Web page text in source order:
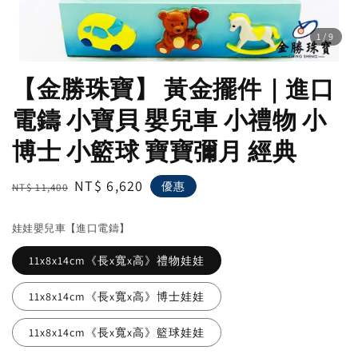
1 /9
【金勝珠寶】 黃金擺件｜進口
電鑄 小寶貝 嬰兒車 小禮物 小
博士 小籃球 寶寶彌月 經典
Regular
NT$ 11,400 Sale
NT$ 6,620 優惠
娃娃嬰兒車【進口電鑄】
11x8x14cm《長x寬x高》禮物娃娃
11x8x14cm《長x寬x高》博士娃娃
11x8x14cm《長x寬x高》籃球娃娃